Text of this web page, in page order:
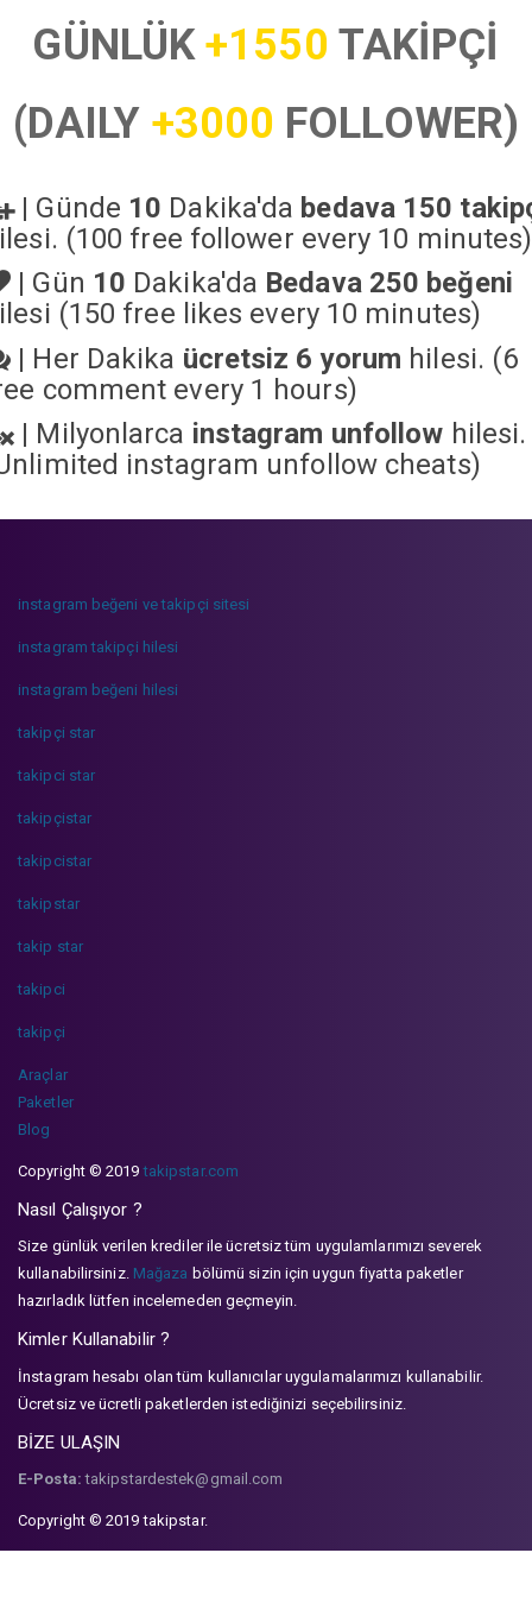
GÜNLÜK+1550 TAKİPÇİ
(DAILY +3000 FOLLOWER)
| Günde 10 Dakika'da bedava 150
(100 free follower every 10 minutes)
| Gün 10 Dakika'da Bedava 250 beğeni
(150 free likes every 10 minutes)
| Her Dakika ücretsiz 6 yorum hilesi. (6
comment every 1 hours)
| Milyonlarca instagram unfollow hilesi.
instagram unfollow cheats)
instagram beğeni ve takipçi sitesi
instagram takipçi hilesi
instagram beğeni hilesi
takipçi star
takipci star
takipçistar
takipcistar
takipstar
takip star
takipci
takipçi
Araçlar
Paketler
Blog
Copyright © 2019takipstar.com
Nasıl Çalışıyor ?
Size günlük verilen krediler ile ücretsiz tüm uygulamlarımızı severek
kullanabilirsiniz. Mağaza bölümü sizin için uygun fiyatta paketler
hazırladık lütfen incelemeden geçmeyin.
Kimler Kullanabilir ?
İnstagram hesabı olan tüm kullanıcılar uygulamalarımızı kullanabilir.
Ücretsiz ve ücretli paketlerden istediğinizi seçebilirsiniz.
BİZE ULAŞIN
E-Posta: takipstardestek@gmail.com
Copyright © 2019 takipstar.